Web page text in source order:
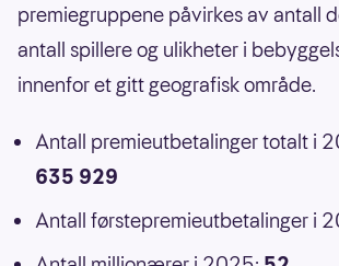
premiegruppene påvirkes av antall
antall spillere og ulikheter i
innenfor et gitt geografisk område.
Antall premieutbetalinger totalt i
635 929
Antall førstepremieutbetalinger i